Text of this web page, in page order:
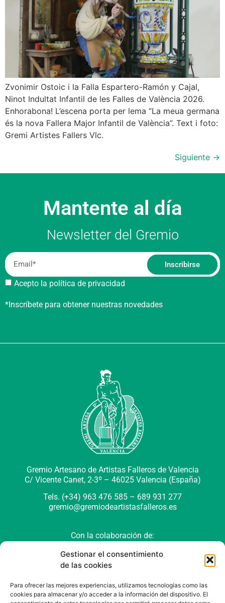
Gestionar el consentimiento
de las cookies
Para ofrecer las mejores experiencias, utilizamos tecnologías como las
cookies para almacenar y/o acceder a la información del dispositivo. El
Zvonimir Ostoic i la Falla Espartero-Ramón y Cajal,
Ninot Indultat Infantil de les Falles de València 2026.
Enhorabona! L’escena porta per lema “La meua germana
és la nova Fallera Major Infantil de València”. Text i foto:
Gremi Artistes Fallers Vlc.
Siguiente →
Mantente al día
Newsletter del Gremio
Acepto la política de privacidad
Inscribirse
*Inscríbete para obtener nuestras novedades
Gremio Artesano de Artistas Falleros de Valencia
C/ Vicente Canet, 2-3º – 46025 Valencia (España)
Tels. (+34) 963 476 585 – 689 931 277
gremio@gremiodeartistasfalleros.es
Con la colaboración de: